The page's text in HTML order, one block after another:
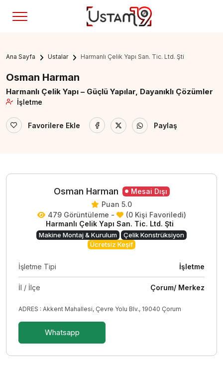
Ana Sayfa Ustalar Harmanlı Çelik Yapı San. Tic. Ltd. Şti
Osman Harman
Harmanlı Çelik Yapı – Güçlü Yapılar, Dayanıklı Çözümler
İşletme
Favorilere Ekle Paylaş
Osman Harman
Mesai Dışı
Puan 5.0
479 Görüntüleme -
(0 Kişi Favoriledi)
Harmanlı Çelik Yapı San. Tic. Ltd. Şti
Makine Montaj & Kurulum
Çelik Konstrüksiyon
Ücretsiz Keşif
İşletme Tipi İşletme
İl / İlçe Çorum/ Merkez
ADRES : Akkent Mahallesi, Çevre Yolu Blv., 19040 Çorum
Whatsapp